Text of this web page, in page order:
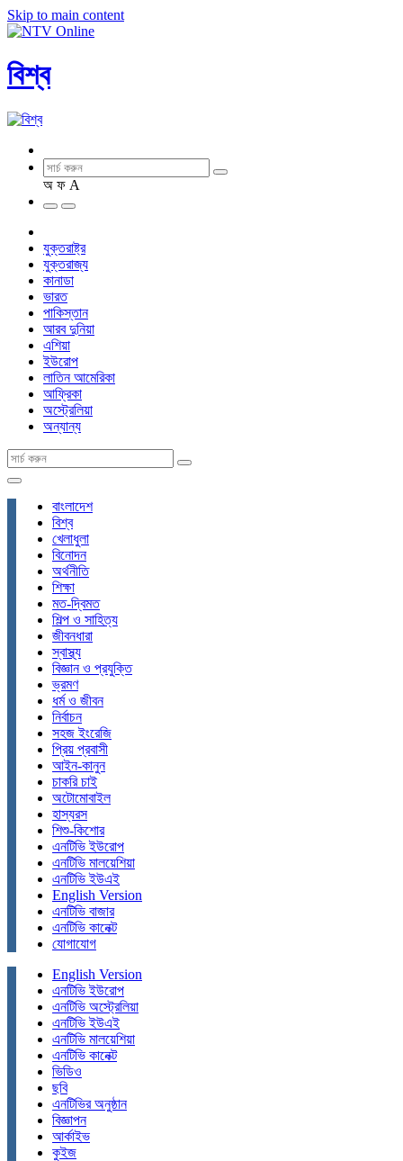
Skip to main content
বিশ্ব
অ ফ A
যুক্তরাষ্ট্র
যুক্তরাজ্য
কানাডা
ভারত
পাকিস্তান
আরব দুনিয়া
এশিয়া
ইউরোপ
লাতিন আমেরিকা
আফ্রিকা
অস্ট্রেলিয়া
অন্যান্য
বাংলাদেশ
বিশ্ব
খেলাধুলা
বিনোদন
অর্থনীতি
শিক্ষা
মত-দ্বিমত
শিল্প ও সাহিত্য
জীবনধারা
স্বাস্থ্য
বিজ্ঞান ও প্রযুক্তি
ভ্রমণ
ধর্ম ও জীবন
নির্বাচন
সহজ ইংরেজি
প্রিয় প্রবাসী
আইন-কানুন
চাকরি চাই
অটোমোবাইল
হাস্যরস
শিশু-কিশোর
এনটিভি ইউরোপ
এনটিভি মালয়েশিয়া
এনটিভি ইউএই
English Version
এনটিভি বাজার
এনটিভি কানেক্ট
যোগাযোগ
English Version
এনটিভি ইউরোপ
এনটিভি অস্ট্রেলিয়া
এনটিভি ইউএই
এনটিভি মালয়েশিয়া
এনটিভি কানেক্ট
ভিডিও
ছবি
এনটিভির অনুষ্ঠান
বিজ্ঞাপন
আর্কাইভ
কুইজ